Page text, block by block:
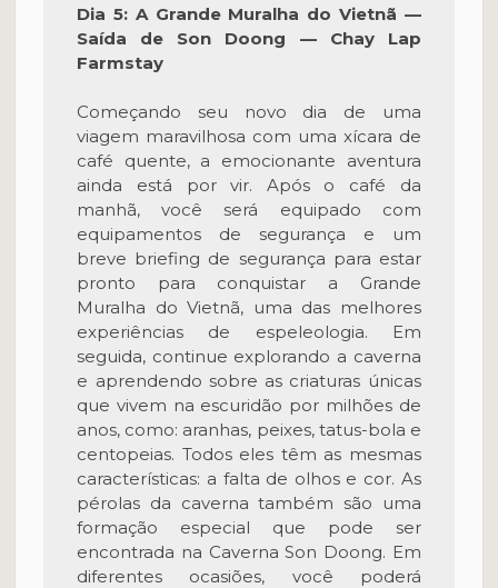
Dia 5: A Grande Muralha do Vietnã —
Saída de Son Doong — Chay Lap
Farmstay
Começando seu novo dia de uma
viagem maravilhosa com uma xícara de
café quente, a emocionante aventura
ainda está por vir. Após o café da
manhã, você será equipado com
equipamentos de segurança e um
breve briefing de segurança para estar
pronto para conquistar a Grande
Muralha do Vietnã, uma das melhores
experiências de espeleologia. Em
seguida, continue explorando a caverna
e aprendendo sobre as criaturas únicas
que vivem na escuridão por milhões de
anos, como: aranhas, peixes, tatus-bola e
centopeias. Todos eles têm as mesmas
características: a falta de olhos e cor. As
pérolas da caverna também são uma
formação especial que pode ser
encontrada na Caverna Son Doong. Em
diferentes ocasiões, você poderá